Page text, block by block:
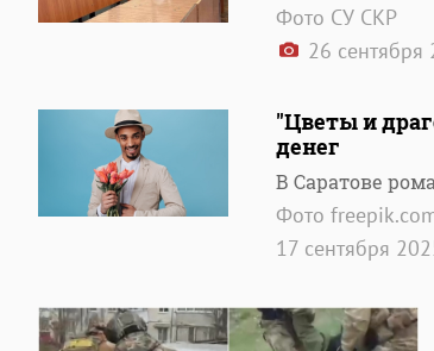
Фото СУ СКР
26 сентября
"Цветы и
денег
В Саратове
Фото
17 сентября